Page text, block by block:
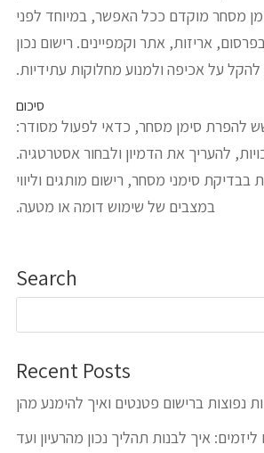
מסחר מוקדם ככל האפשר, במיוחד לפני
אריזות, אתר וקמפיינים. רישום נכון
להקל על אכיפה ולמנוע מחלוקות עתידיות.
סיכום
להפרת סימן מסחר, כדאי לפעול מסודר:
להעריך את הדמיון ולבחור אסטרטגיה.
בבדיקת סימני מסחר, רישום מותגים וליווי
במצבים של שימוש דומה או מטעה.
Search
Recent Posts
נפוצות ברישום פטנטים ואיך להימנע מהן
איך לבנות תהליך נכון מהרעיון ועד